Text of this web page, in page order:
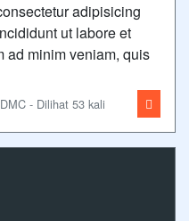
adipisicing
ut labore et
ad minim veniam, quis
- Dilihat 53 kali